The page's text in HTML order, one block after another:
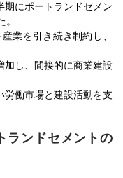
にポートランドセメン
業を引き続き制約し、
し、間接的に商業建設
労働市場と建設活動を支
ランドセメントの